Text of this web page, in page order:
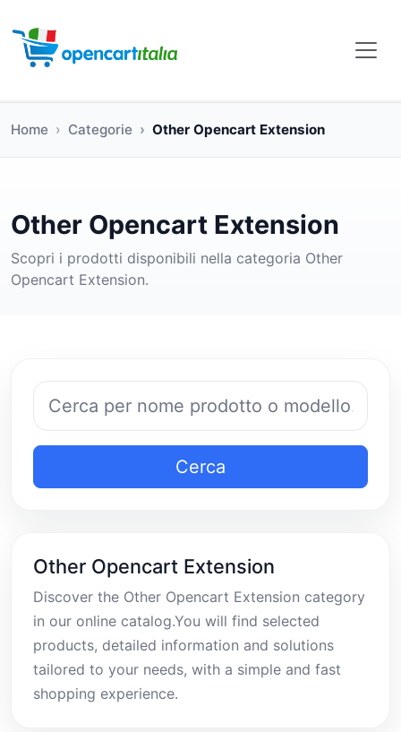
Home Categorie Other Opencart Extension
Other Opencart Extension
Scopri i prodotti disponibili nella categoria Other
Opencart Extension.
Cerca prodotti
Cerca
Other Opencart Extension
Discover the Other Opencart Extension category
in our online catalog.You will find selected
products, detailed information and solutions
tailored to your needs, with a simple and fast
shopping experience.